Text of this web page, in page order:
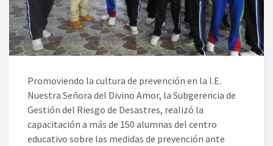
Promoviendo la cultura de prevención en la I.E.
Nuestra Señora del Divino Amor, la Subgerencia de
Gestión del Riesgo de Desastres, realizó la
capacitación a más de 150 alumnas del centro
educativo sobre las medidas de prevención ante